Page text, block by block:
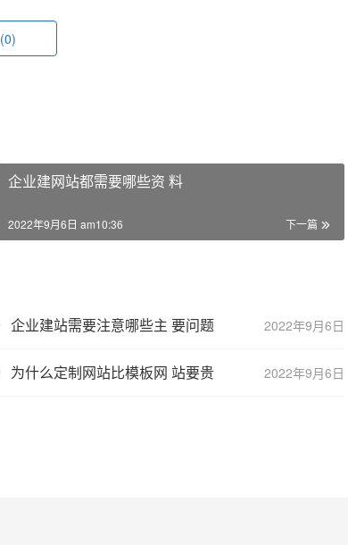
(0)
企业建网站都需要哪些资 料
下一篇
2022年9月6日 am10:36
2022年9月6日
企业建站需要注意哪些主 要问题
2022年9月6日
为什么定制网站比模板网 站要贵